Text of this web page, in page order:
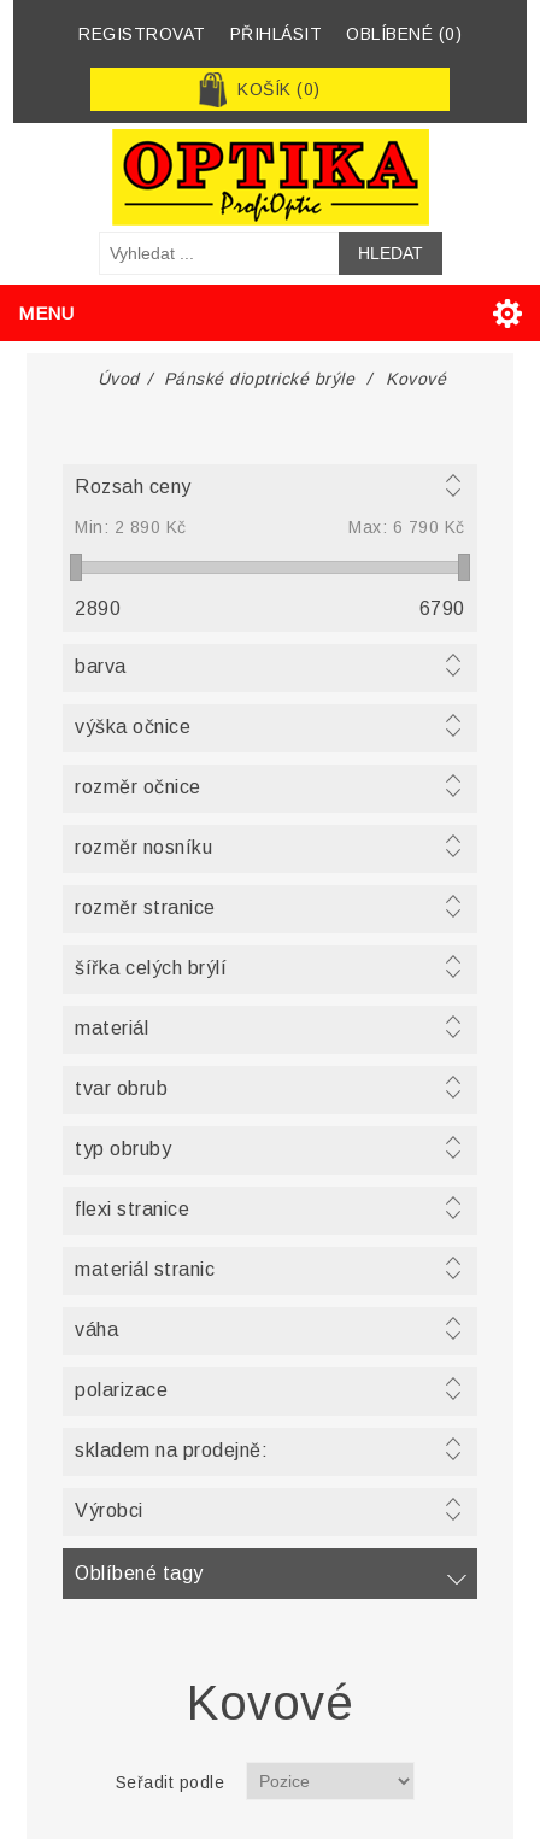
REGISTROVAT PŘIHLÁSIT OBLÍBENÉ (0)
KOŠÍK (0)
MENU
Úvod / Pánské dioptrické brýle / Kovové
Rozsah ceny
Min: 2 890 Kč Max: 6 790 Kč
2890 6790
barva
výška očnice
rozměr očnice
rozměr nosníku
rozměr stranice
šířka celých brýlí
materiál
tvar obrub
typ obruby
flexi stranice
materiál stranic
váha
polarizace
skladem na prodejně:
Výrobci
Oblíbené tagy
Kovové
Seřadit podle